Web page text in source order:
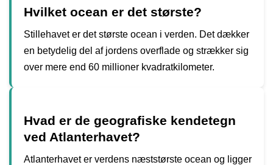
Hvilket ocean er det største?
Stillehavet er det største ocean i verden. Det dækker
en betydelig del af jordens overflade og strækker sig
over mere end 60 millioner kvadratkilometer.
Hvad er de geografiske kendetegn
ved Atlanterhavet?
Atlanterhavet er verdens næststørste ocean og ligger